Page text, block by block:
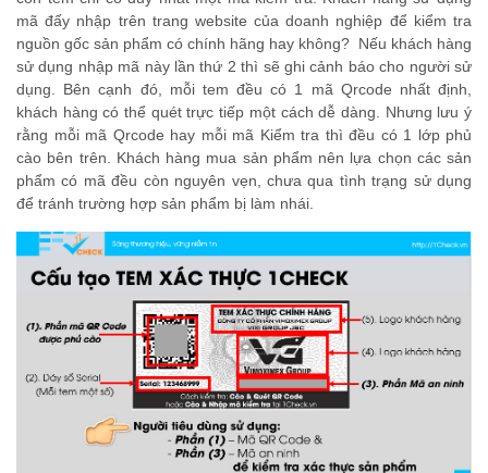
mã đấy nhập trên trang website của doanh nghiệp để kiểm tra
nguồn gốc sản phẩm có chính hãng hay không? Nếu khách hàng
sử dụng nhập mã này lần thứ 2 thì sẽ ghi cảnh báo cho người sử
dụng. Bên cạnh đó, mỗi tem đều có 1 mã Qrcode nhất định,
khách hàng có thể quét trực tiếp một cách dễ dàng. Nhưng lưu ý
rằng mỗi mã Qrcode hay mỗi mã Kiểm tra thì đều có 1 lớp phủ
cào bên trên. Khách hàng mua sản phẩm nên lựa chọn các sản
phẩm có mã đều còn nguyên vẹn, chưa qua tình trạng sử dụng
để tránh trường hợp sản phẩm bị làm nhái.